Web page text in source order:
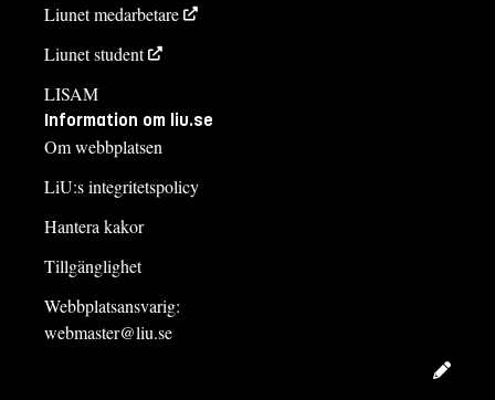
Liunet medarbetare
Liunet student
LISAM
Information om liu.se
Om webbplatsen
LiU:s integritetspolicy
Hantera kakor
Tillgänglighet
Webbplatsansvarig:
webmaster@liu.se